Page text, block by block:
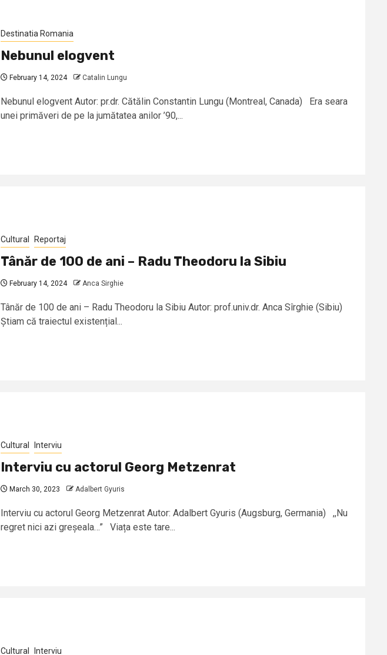
Destinatia Romania
Nebunul elogvent
February 14, 2024 Catalin Lungu
Nebunul elogvent Autor: pr.dr. Cătălin Constantin Lungu (Montreal, Canada) Era seara
unei primăveri de pe la jumătatea anilor ’90,...
Cultural Reportaj
Tânăr de 100 de ani – Radu Theodoru la Sibiu
February 14, 2024 Anca Sirghie
Tânăr de 100 de ani – Radu Theodoru la Sibiu Autor: prof.univ.dr. Anca Sîrghie (Sibiu)
Știam că traiectul existențial...
Cultural Interviu
Interviu cu actorul Georg Metzenrat
March 30, 2023 Adalbert Gyuris
Interviu cu actorul Georg Metzenrat Autor: Adalbert Gyuris (Augsburg, Germania) ,,Nu
regret nici azi greșeala…” Viața este tare...
Cultural Interviu